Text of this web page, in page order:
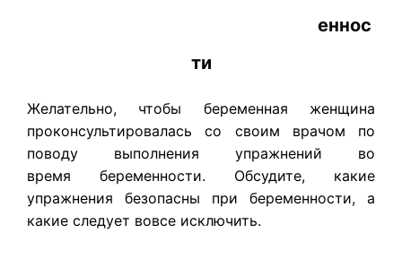
еннос
ти
Желательно, чтобы беременная женщина
проконсультировалась со своим врачом по
поводу выполнения упражнений во
время беременности. Обсудите, какие
упражнения безопасны при беременности, а
какие следует вовсе исключить.